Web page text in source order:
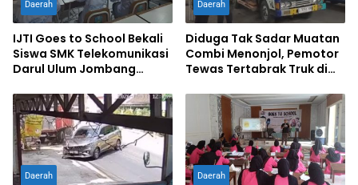
Daerah
IJTI Goes to School Bekali
Siswa SMK Telekomunikasi
Darul Ulum Jombang
Daerah
Diduga Tak Sadar Muatan
Combi Menonjol, Pemotor
Tewas Tertabrak Truk di
Daerah Daerah